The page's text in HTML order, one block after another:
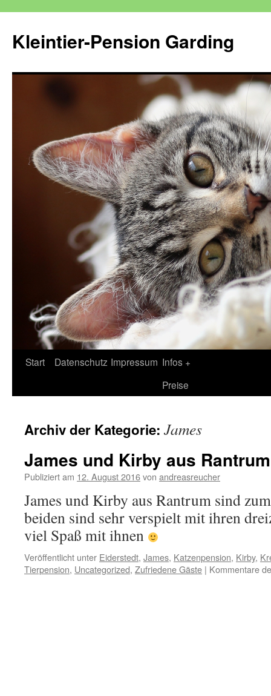
Kleintier-Pension Garding
Zum
Start Datenschutz Impressum Infos +
Preise
Archiv der Kategorie: James
James und Kirby aus Rantrum
Publiziert am 12. August 2016von andreasreucher
James und Kirby aus Rantrum sind
beiden sind sehr verspielt mit ihren
viel Spaß mit ihnen
Veröffentlicht unter Eiderstedt, James, Katzenpension, Kirby,
Tierpension, Uncategorized, Zufriedene Gäste | Kommentare